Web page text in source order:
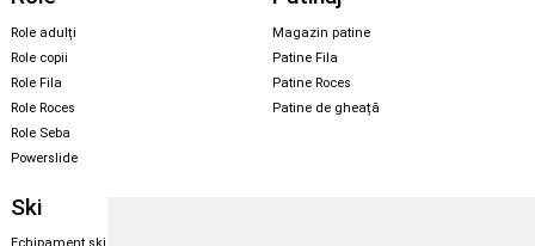
Role adulți
Role copii
Role Fila
Role Roces
Role Seba
Powerslide
Magazin patine
Patine Fila
Patine Roces
Patine de gheață
Ski